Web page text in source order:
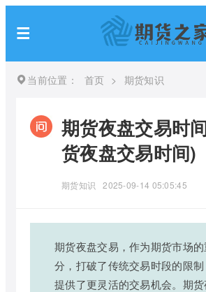
当前位置： 首页 > 期货知识
期货夜盘交易时
货夜盘交易时间)
期货知识 2025-09-14 05:05:45
期货夜盘交易，作为期货市场
分，打破了传统交易时段的限
提供了更灵活的交易机会。期